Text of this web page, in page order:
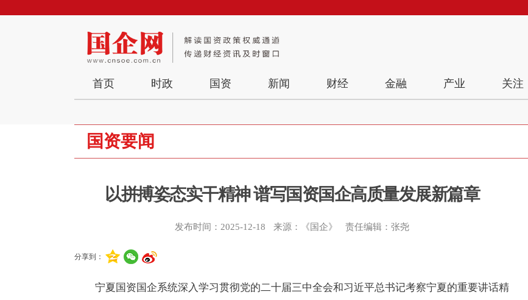
首页 时政 国资 新闻 财经 金融 产业 关注
国资要闻
以拼搏姿态实干精神 谱写国资国企高质量发展新篇章
发布时间：2025-12-18 来源：《国企》 责任编辑：张尧
分享到：
宁夏国资国企系统深入学习贯彻党的二十届三中全会和习近平总书记考察宁夏的重要讲话精